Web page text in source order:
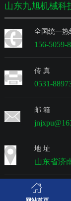
山东九旭机械科
全国统一热
156-5059-
传 真
0531-
邮 箱
地 址
山东省济